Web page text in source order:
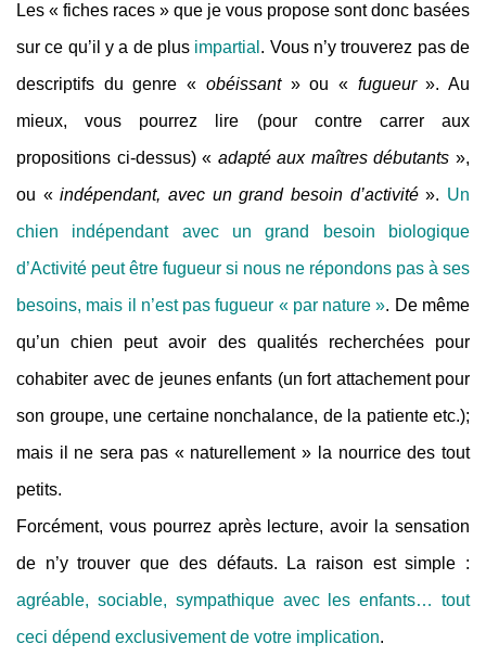
Les « fiches races » que je vous propose sont donc basées
sur ce qu’il y a de plus impartial . Vous n’y trouverez pas de
descriptifs du genre « obéissant » ou « fugueur».Au
mieux, vous pourrez lire (pour contre carrer aux
propositions ci-dessus) « adapté aux maîtres débutants »,
ou «indépendant, avec un grand besoin d’activité». Un
chien indépendant avec un grand besoin biologique
d’Activité peut être fugueur si nous ne répondons pas à ses
besoins, mais il n’est pas fugueur « par nature ». De même
qu’un chien peut avoir des qualités recherchées pour
cohabiter avec de jeunes enfants (un fort attachement pour
son groupe, une certaine nonchalance, de la patiente etc.);
mais il ne sera pas « naturellement » la nourrice des tout
petits.
Forcément, vous pourrez après lecture, avoir la sensation
de n’y trouver que des défauts.
La raison est simple :
agréable, sociable, sympathique avec les enfants… tout
ceci dépend exclusivement de votre implication.